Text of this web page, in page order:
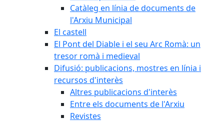
Catàleg en línia de documents de
l'Arxiu Municipal
El castell
El Pont del Diable i el seu Arc Romà: un
tresor romà i medieval
Difusió: publicacions, mostres en línia i
recursos d'interès
Altres publicacions d'interès
Entre els documents de l'Arxiu
Revistes